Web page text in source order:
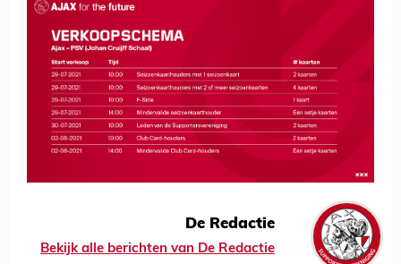
De Redactie
Bekijk alle berichten van De Redactie